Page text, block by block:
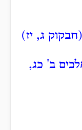
ג, יז)
ב' כג,